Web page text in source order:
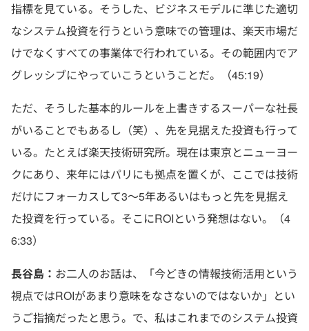
指標を見ている。そうした、ビジネスモデルに準じた適切
なシステム投資を行うという意味での管理は、楽天市場だ
けでなくすべての事業体で行われている。その範囲内でア
グレッシブにやっていこうということだ。（45:19）
ただ、そうした基本的ルールを上書きするスーパーな社長
がいることでもあるし（笑）、先を見据えた投資も行って
いる。たとえば楽天技術研究所。現在は東京とニューヨー
クにあり、来年にはパリにも拠点を置くが、ここでは技術
だけにフォーカスして3〜5年あるいはもっと先を見据え
た投資を行っている。そこにROIという発想はない。（4
6:33）
長谷島： お二人のお話は、「今どきの情報技術活用という
視点ではROIがあまり意味をなさないのではないか」とい
うご指摘だったと思う。で、私はこれまでのシステム投資